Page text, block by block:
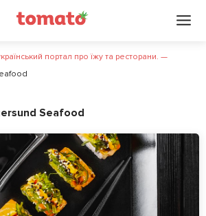
портал про їжу та ресторани. —
Seafood